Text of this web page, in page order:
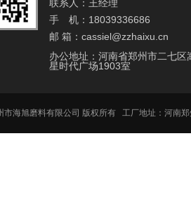
联系人：王经理
手 机：18039336686
邮 箱：cassiel@zzhaixu.cn
办公地址：河南省郑州市二七区
星时代广场1903室
市海旭磨料有限公司 版权所有 工厂地址：河